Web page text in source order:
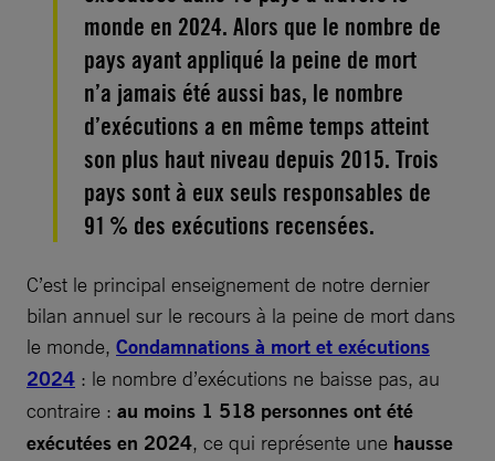
monde en 2024. Alors que le nombre de
pays ayant appliqué la peine de mort
n’a jamais été aussi bas, le nombre
d’exécutions a en même temps atteint
son plus haut niveau depuis 2015. Trois
pays sont à eux seuls responsables de
91 % des exécutions recensées.
C’est le principal enseignement de notre dernier
bilan annuel sur le recours à la peine de mort dans
le monde, Condamnations à mort et exécutions
2024 : le nombre d’exécutions ne baisse pas, au
contraire : au moins 1 518 personnes ont été
exécutées en 2024, ce qui représente une hausse